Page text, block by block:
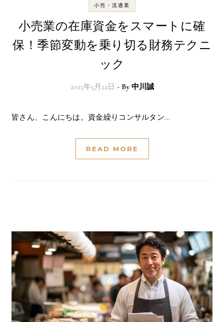
小売・流通業
小売業の在庫資金をスマートに確
保！季節変動を乗り切る財務テクニ
ック
2025年5月22日 - By 中川誠
皆さん、こんにちは。資金繰りコンサルタン…
READ MORE